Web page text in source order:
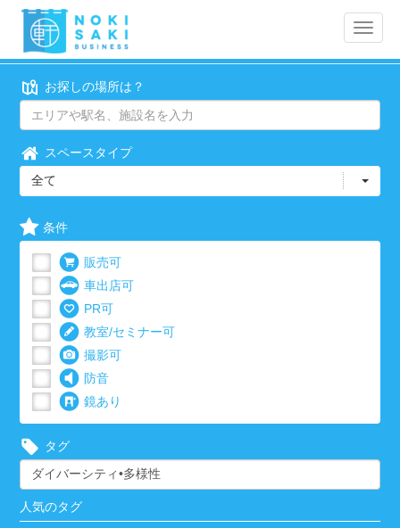
Toggle
お探しの場所は？
スペースタイプ
全て
条件
販売可
車出店可
PR可
教室/セミナー可
撮影可
防音
鏡あり
タグ
人気のタグ